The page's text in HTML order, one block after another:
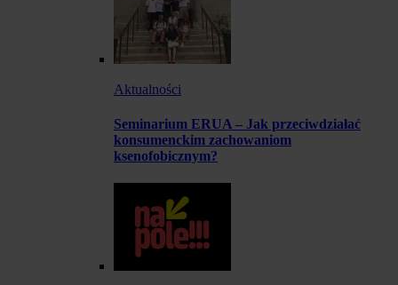
Aktualności
Seminarium ERUA – Jak przeciwdziałać
konsumenckim zachowaniom
ksenofobicznym?